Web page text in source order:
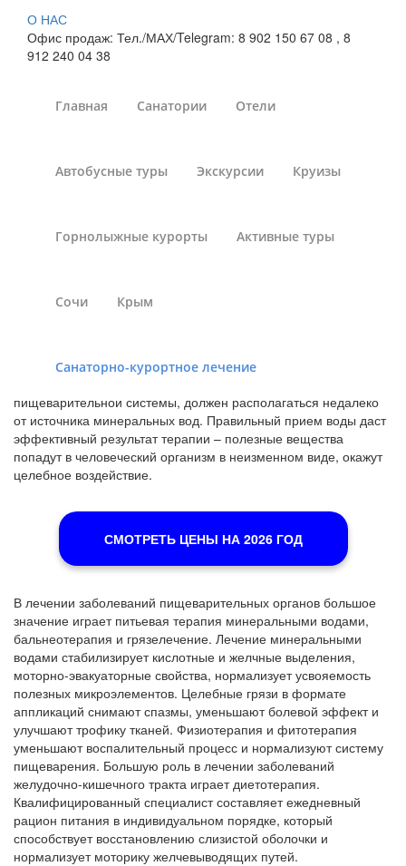
О НАС
Офис продаж: Тел./МАХ/Telegram: 8 902 150 67 08 , 8
912 240 04 38
Главная Санатории Отели
Автобусные туры Экскурсии Круизы
Горнолыжные курорты Активные туры
Сочи Крым
Санаторно-курортное лечение
Лечение ЖКТ в
санаториях Кировской
области
Санатории Кировской области
пищеварительной системы, должен располагаться недалеко
от источника минеральных вод. Правильный прием воды даст
эффективный результат терапии – полезные вещества
попадут в человеческий организм в неизменном виде, окажут
целебное воздействие.
СМОТРЕТЬ ЦЕНЫ НА 2026 ГОД
В лечении заболеваний пищеварительных органов большое
значение играет питьевая терапия минеральными водами,
бальнеотерапия и грязелечение. Лечение минеральными
водами стабилизирует кислотные и желчные выделения,
моторно-эвакуаторные свойства, нормализует усвояемость
полезных микроэлементов. Целебные грязи в формате
аппликаций снимают спазмы, уменьшают болевой эффект и
улучшают трофику тканей. Физиотерапия и фитотерапия
уменьшают воспалительный процесс и нормализуют систему
пищеварения. Большую роль в лечении заболеваний
желудочно-кишечного тракта играет диетотерапия.
Квалифицированный специалист составляет ежедневный
рацион питания в индивидуальном порядке, который
способствует восстановлению слизистой оболочки и
нормализует моторику желчевыводящих путей.